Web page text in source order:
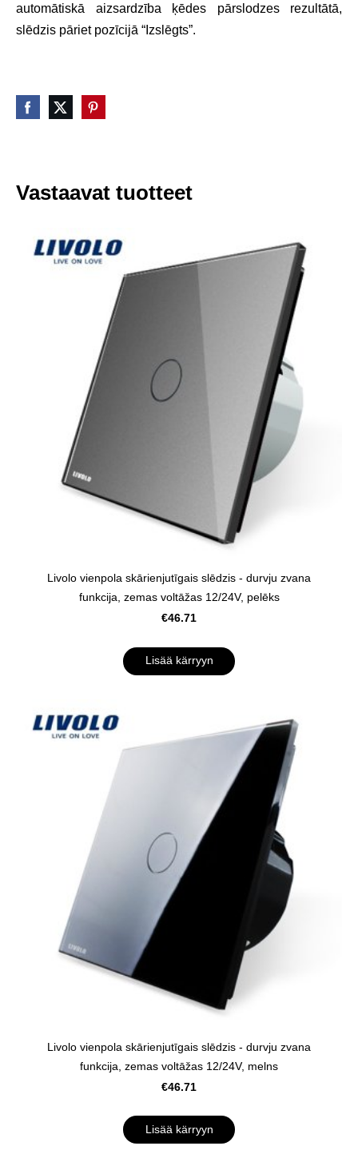
automātiskā aizsardzība ķēdes pārslodzes rezultātā,
slēdzis pāriet pozīcijā “Izslēgts”.
Vastaavat tuotteet
Livolo vienpola skārienjutīgais slēdzis - durvju zvana
funkcija, zemas voltāžas 12/24V, pelēks
€46.71
Lisää kärryyn
Livolo vienpola skārienjutīgais slēdzis - durvju zvana
funkcija, zemas voltāžas 12/24V, melns
€46.71
Lisää kärryyn